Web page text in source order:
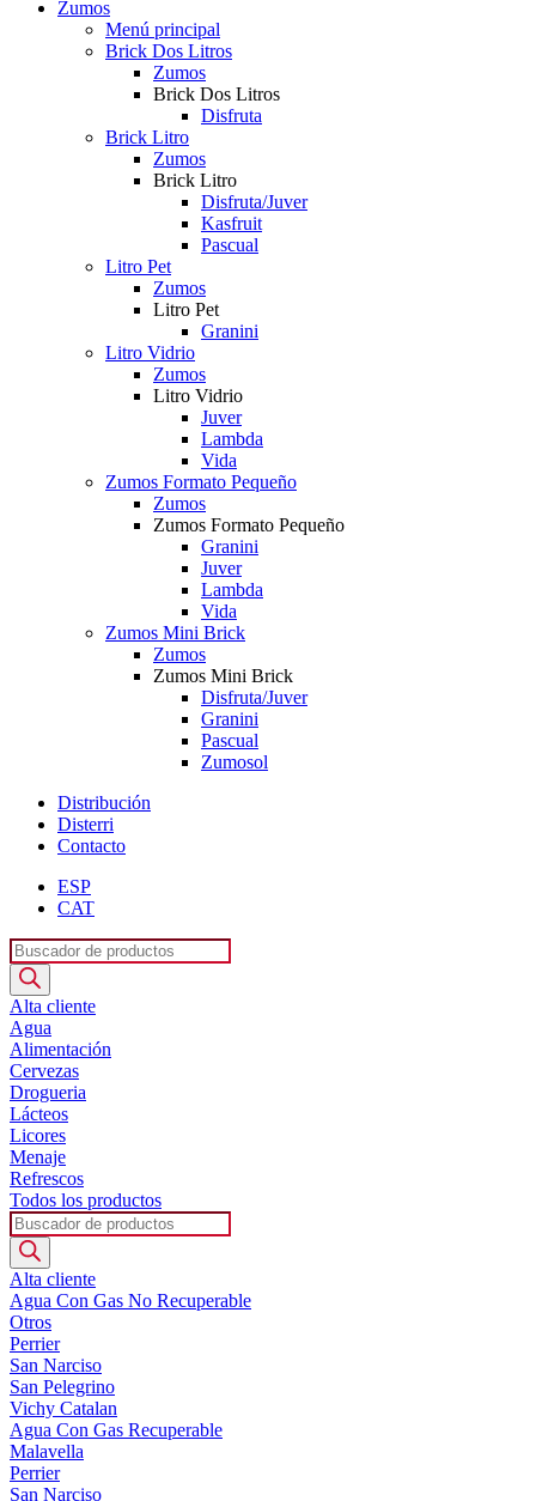
Zumos
Menú principal
Brick Dos Litros
Zumos
Brick Dos Litros
Disfruta
Brick Litro
Zumos
Brick Litro
Disfruta/Juver
Kasfruit
Pascual
Litro Pet
Zumos
Litro Pet
Granini
Litro Vidrio
Zumos
Litro Vidrio
Juver
Lambda
Vida
Zumos Formato Pequeño
Zumos
Zumos Formato Pequeño
Granini
Juver
Lambda
Vida
Zumos Mini Brick
Zumos
Zumos Mini Brick
Disfruta/Juver
Granini
Pascual
Zumosol
Distribución
Disterri
Contacto
ESP
CAT
Búsqueda
de
productos
Alta cliente
Agua
Alimentación
Cervezas
Drogueria
Lácteos
Licores
Menaje
Refrescos
Todos los productos
Búsqueda
de
productos
Alta cliente
Agua Con Gas No Recuperable
Otros
Perrier
San Narciso
San Pelegrino
Vichy Catalan
Agua Con Gas Recuperable
Malavella
Perrier
San Narciso